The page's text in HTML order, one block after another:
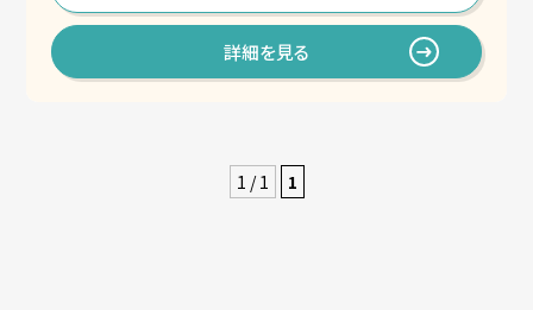
マンション
マンション・アパート
詳細を見る
1 / 1 1